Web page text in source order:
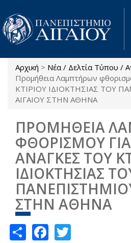
Παράκαμψη προς το κυρίως
Είστε εδώ
Αρχική > Νέα / Δελτία Τύπου /
Προμήθεια Λαμπτήρων
ΚΤΙΡΙΟΥ ΙΔΙΟΚΤΗΣΙΑΣ ΤΟΥ
ΑΙΓΑΙΟΥ ΣΤΗΝ ΑΘΗΝΑ
ΠΡΟΜΗΘΕΙΑ
ΦΘΟΡΙΣΜΟΥ ΓΙΑ
ΑΝΑΓΚΕΣ ΤΟΥ
ΙΔΙΟΚΤΗΣΙΑΣ
ΣΤΗΝ ΑΘΗΝΑ
ShareFacebook